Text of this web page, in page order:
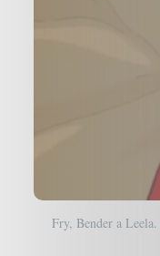
Fry, Bender a